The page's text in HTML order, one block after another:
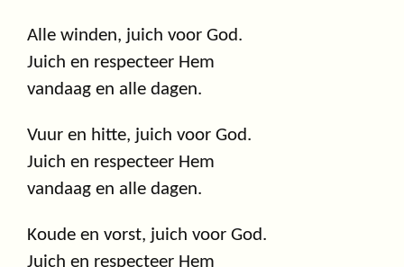
Alle winden, juich voor God.
Juich en respecteer Hem
vandaag en alle dagen.
Vuur en hitte, juich voor God.
Juich en respecteer Hem
vandaag en alle dagen.
Koude en vorst, juich voor God.
Juich en respecteer Hem